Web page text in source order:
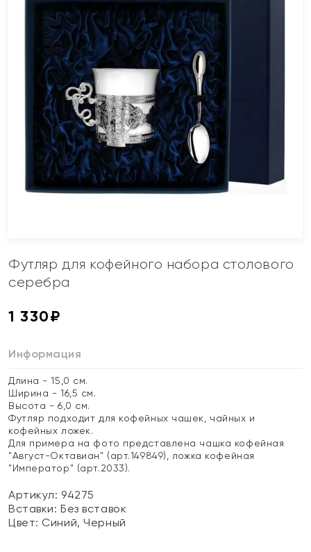
Футляр для кофейного набора столового
серебра
1 330₽
Информация
Длина - 15,0 см.
Ширина - 16,5 см.
Высота - 6,0 см.
Футляр подходит для кофейных чашек, чайных и
кофейных ложек.
Для примера на фото представлена чашка кофейная
"Август-Октавиан" (арт.149849), ложка кофейная
"Император" (арт.2033).
Артикул: 94275
Вставки:Без вставок
Цвет: Синий, Черный